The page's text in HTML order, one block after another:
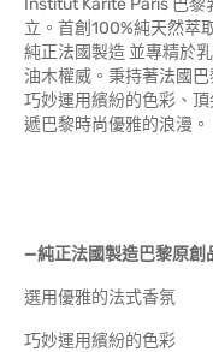
Institut Karite Paris 巴
立。首創100%純天然萃
純正法國製造 並專精於
油木權威。秉持著法國
巧妙運用繽紛的色彩、
遞巴黎時尚優雅的浪漫。
—純正法國製造巴黎原創
選用優雅的法式香氛
巧妙運用繽紛的色彩